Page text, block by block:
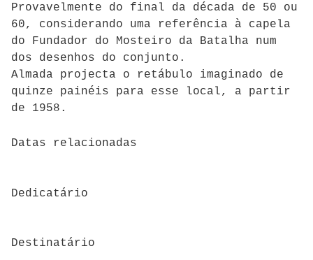
Provavelmente do final da década de 50 ou
60, considerando uma referência à capela
do Fundador do Mosteiro da Batalha num
dos desenhos do conjunto.
Almada projecta o retábulo imaginado de
quinze painéis para esse local, a partir
de 1958.
Datas relacionadas
Dedicatário
Destinatário